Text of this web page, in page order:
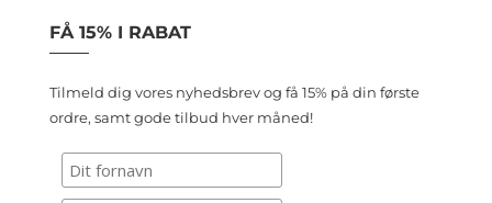
FÅ 15% I RABAT
Tilmeld dig vores nyhedsbrev og få 15% på din første
ordre, samt gode tilbud hver måned!